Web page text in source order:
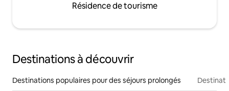
Résidence de tourisme
Destinations à découvrir
Destinations populaires pour des séjours prolongés